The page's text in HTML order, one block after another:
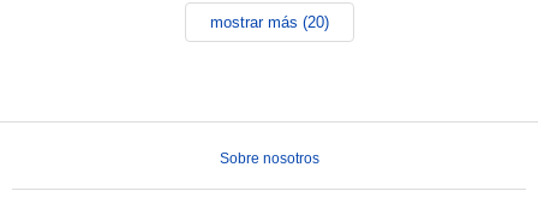
mostrar más (20)
Sobre nosotros